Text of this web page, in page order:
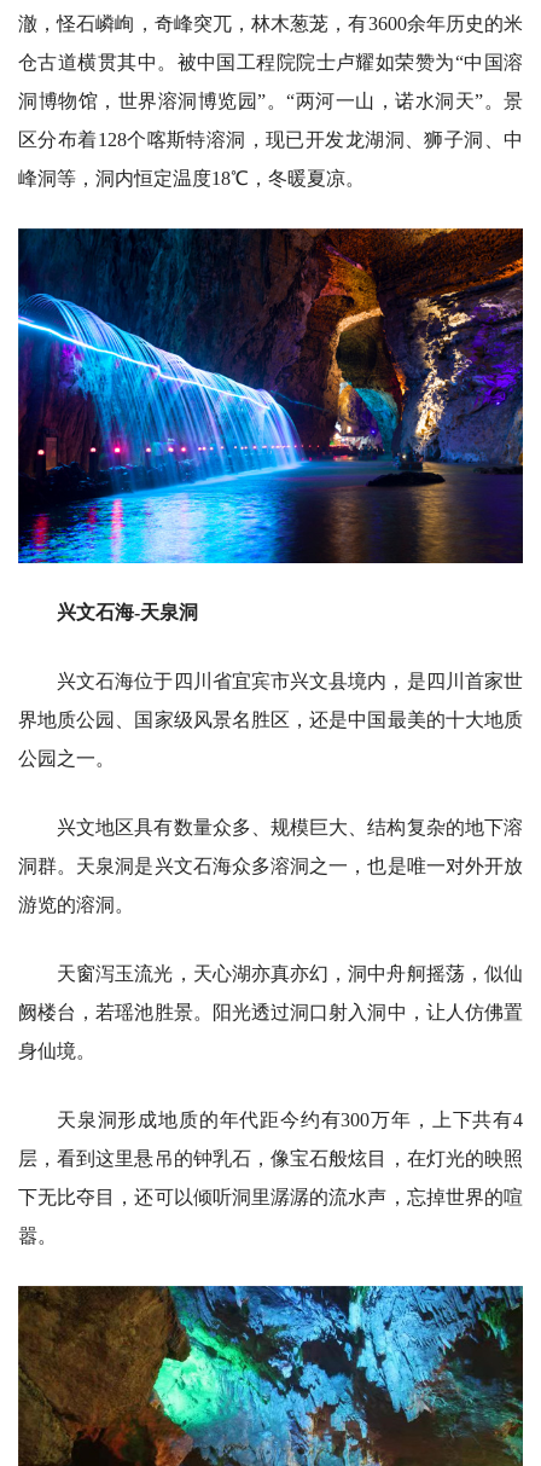
澈，怪石嶙峋，奇峰突兀，林木葱茏，有3600余年历史的米
仓古道横贯其中。被中国工程院院士卢耀如荣赞为“中国溶
洞博物馆，世界溶洞博览园”。“两河一山，诺水洞天”。景
区分布着128个喀斯特溶洞，现已开发龙湖洞、狮子洞、中
峰洞等，洞内恒定温度18℃，冬暖夏凉。
兴文石海-天泉洞
兴文石海位于四川省宜宾市兴文县境内，是四川首家世
界地质公园、国家级风景名胜区，还是中国最美的十大地质
公园之一。
兴文地区具有数量众多、规模巨大、结构复杂的地下溶
洞群。天泉洞是兴文石海众多溶洞之一，也是唯一对外开放
游览的溶洞。
天窗泻玉流光，天心湖亦真亦幻，洞中舟舸摇荡，似仙
阙楼台，若瑶池胜景。阳光透过洞口射入洞中，让人仿佛置
身仙境。
天泉洞形成地质的年代距今约有300万年，上下共有4
层，看到这里悬吊的钟乳石，像宝石般炫目，在灯光的映照
下无比夺目，还可以倾听洞里潺潺的流水声，忘掉世界的喧
嚣。